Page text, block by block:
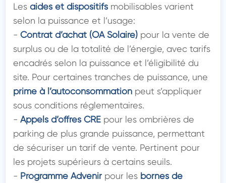
Les aides et dispositifs mobilisables varient
selon la puissance et l’usage:
- Contrat d’achat (OA Solaire) pour la vente de
surplus ou de la totalité de l’énergie, avec tarifs
encadrés selon la puissance et l’éligibilité du
prime à l’autoconsommation peut s’appliquer
sous conditions réglementaires.
- Appels d’offres CRE pour les ombrières de
parking de plus grande puissance, permettant
de sécuriser un tarif de vente. Pertinent pour
les projets supérieurs à certains seuils.
- Programme Advenir pour les bornes de